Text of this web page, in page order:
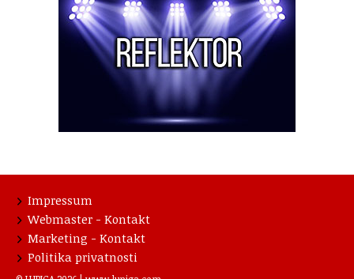
Impressum
Webmaster - Kontakt
Marketing - Kontakt
Politika privatnosti